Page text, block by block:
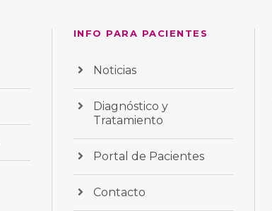
INFO PARA PACIENTES
Noticias
Diagnóstico y
Tratamiento
Portal de Pacientes
Contacto